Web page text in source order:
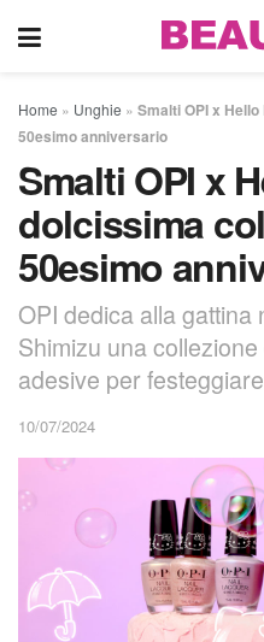
Home » Unghie » Smalti OPI x
50esimo anniversario
Smalti OPI x
dolcissima
50esimo
OPI dedica alla
Shimizu una
adesive per
10/07/2024